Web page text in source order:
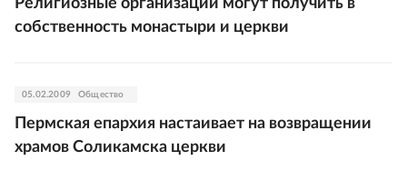
Религиозные организации могут получить в
собственность монастыри и церкви
05.02.2009 Общество
Пермская епархия настаивает на возвращении
храмов Соликамска церкви